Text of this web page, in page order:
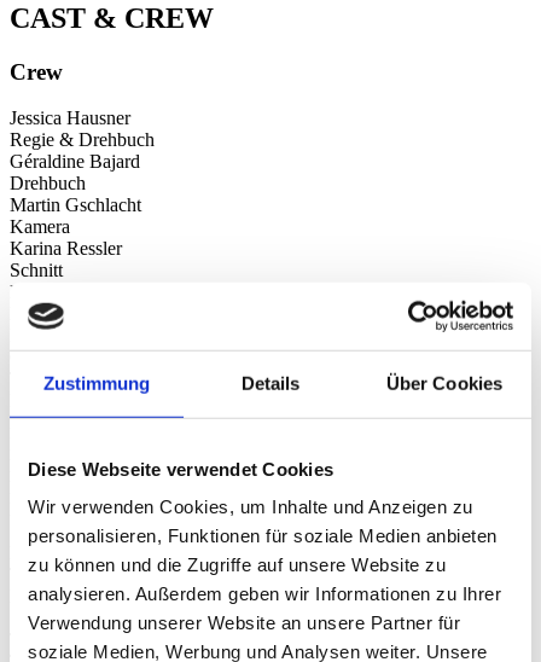
Zustimmung Details Über Cookies
Diese Webseite verwendet Cookies
Wir verwenden Cookies, um Inhalte und Anzeigen zu
personalisieren, Funktionen für soziale Medien anbieten
zu können und die Zugriffe auf unsere Website zu
analysieren. Außerdem geben wir Informationen zu Ihrer
Verwendung unserer Website an unsere Partner für
soziale Medien, Werbung und Analysen weiter. Unsere
CAST & CREW
Crew
Jessica Hausner
Regie & Drehbuch
Géraldine Bajard
Drehbuch
Martin Gschlacht
Kamera
Karina Ressler
Schnitt
Markus Binder
Musik
Lucy Pardee
Casting
Tanja Hausner
Heiko Schmidt
Kerstin Gaecklein
Beck Rainford
Szenenbild
Patrick Veigel
Tontechniker
Erik Mischijew
Sound Designer